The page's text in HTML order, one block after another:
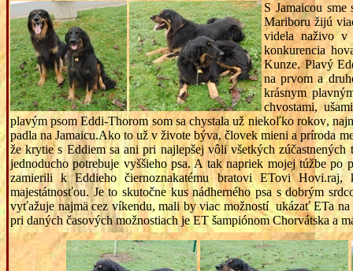
S Jamaicou
Mariboru žijú
videla naživo v
konkurencia
Kunze. Plavý
na prvom a
krásnym
chvostami,
plavým psom Eddi-Thorom som sa chystala už niekoľko rokov,
padla na Jamaicu.Ako to už v živote býva, človek mieni a príroda
že krytie s Eddiem sa ani pri najlepšej vôli všetkých
jednoducho potrebuje vyššieho psa. A tak napriek mojej túžbe
zamierili k Eddieho čiernoznakatému bratovi ETovi
majestátnosťou. Je to skutočne kus nádherného psa s dobrým
vyťažuje najmä cez víkendu, mali by viac možností ukázať ETa
pri daných časových možnostiach je ET šampiónom Chorvátska a